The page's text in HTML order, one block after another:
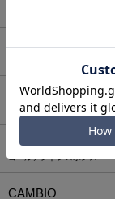
AUI NITE
BODYSONG.
ボディソング
CALL&RESPONSE
コールアンドレスポンス
CAMBIO